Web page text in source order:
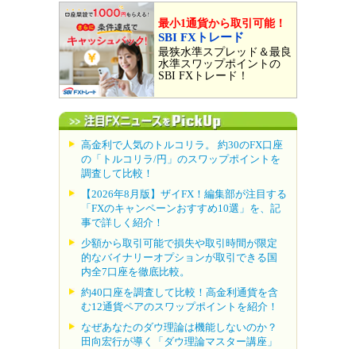
最小1通貨から取引可能！
SBI FXトレード
最狭水準スプレッド＆最良
水準スワップポイントの
SBI FXトレード！
高金利で人気のトルコリラ。 約30のFX口座
の「トルコリラ/円」のスワップポイントを
調査して比較！
【2026年8月版】ザイFX！編集部が注目する
「FXのキャンペーンおすすめ10選」を、記
事で詳しく紹介！
少額から取引可能で損失や取引時間が限定
的なバイナリーオプションが取引できる国
内全7口座を徹底比較。
約40口座を調査して比較！高金利通貨を含
む12通貨ペアのスワップポイントを紹介！
なぜあなたのダウ理論は機能しないのか？
田向宏行が導く「ダウ理論マスター講座」